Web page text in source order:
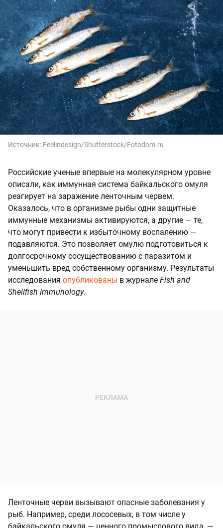
Источник: Feelindesign/Shutterstock/Fotodom.ru
Российские ученые впервые на молекулярном уровне
описали, как иммунная система байкальского омуля
реагирует на заражение ленточным червем.
Оказалось, что в организме рыбы одни защитные
иммунные механизмы активируются, а другие — те,
что могут привести к избыточному воспалению —
подавляются. Это позволяет омулю подготовиться к
долгосрочному сосуществованию с паразитом и
уменьшить вред собственному организму. Результаты
исследования опубликованы в журнале Fish and
Shellfish Immunology.
Ленточные черви вызывают опасные заболевания у
рыб. Например, среди лососевых, в том числе у
байкальского омуля — ценного промыслового вида, —